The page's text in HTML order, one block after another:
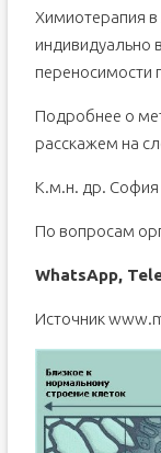
Химиотерапия
индивидуально
переносимости
Подробнее о
расскажем на
К.м.н. др.
По вопросам
WhatsApp,
Источник